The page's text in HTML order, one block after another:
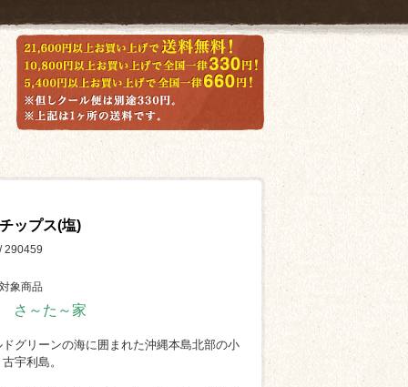
ップス(塩)
290459
象商品
さ～た～家
グリーンの海に囲まれた沖縄本島北部の小
宇利島。